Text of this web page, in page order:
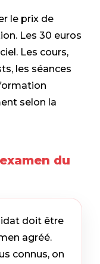
le prix de
Les 30 euros
Les cours,
les séances
selon la
du
doit être
agréé.
connus, on